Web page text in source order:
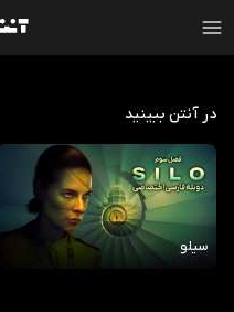
در آنتن ببینید
سیلو